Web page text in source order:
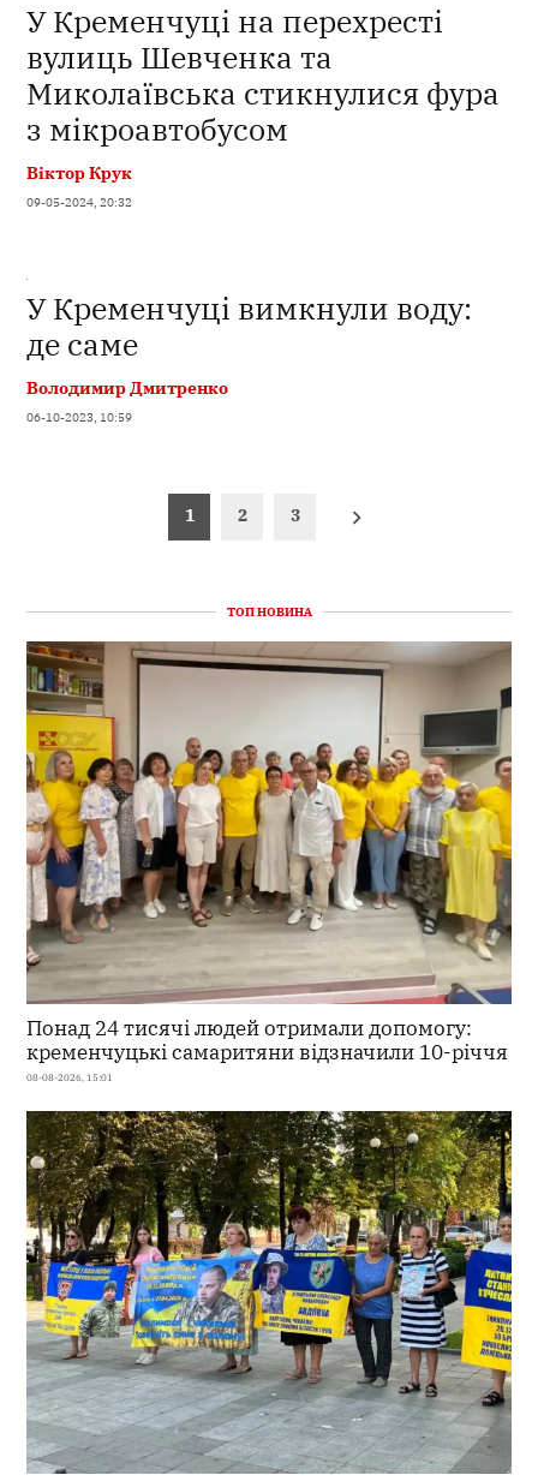
У Кременчуці на перехресті
вулиць Шевченка та
Миколаївська стикнулися фура
з мікроавтобусом
Віктор Крук
09-05-2024, 20:32
У Кременчуці вимкнули воду:
де саме
Володимир Дмитренко
06-10-2023, 10:59
1 2 3
ТОП НОВИНА
Понад 24 тисячі людей отримали допомогу:
кременчуцькі самаритяни відзначили 10-річчя
08-08-2026, 15:01